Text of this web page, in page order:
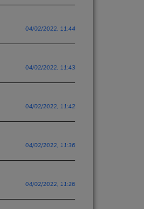
04/02/2022, 11:44
04/02/2022, 11:43
04/02/2022, 11:42
04/02/2022, 11:36
04/02/2022, 11:26